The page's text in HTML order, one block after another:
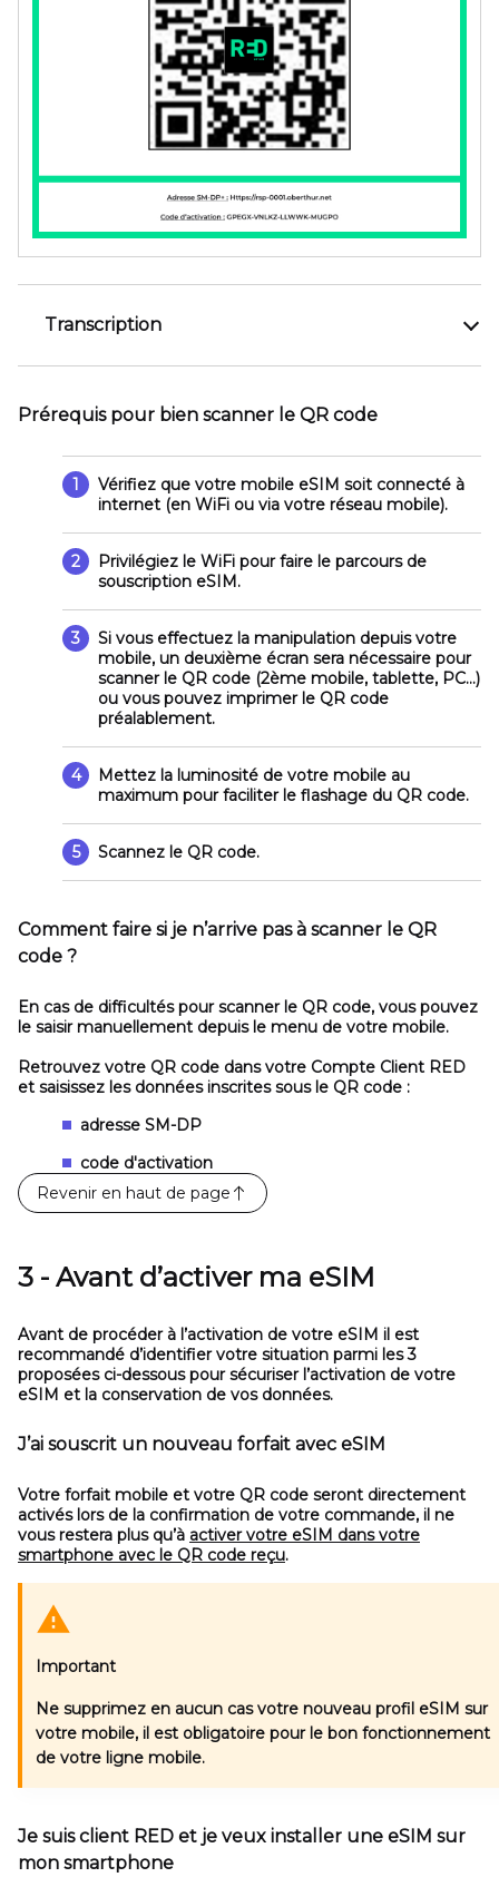
Transcription
Prérequis pour bien scanner le QR code
1
Vérifiez que votre mobile eSIM soit connecté à
internet (en WiFi ou via votre réseau mobile).
2
Privilégiez le WiFi pour faire le parcours de
souscription eSIM.
3
Si vous effectuez la manipulation depuis votre
mobile, un deuxième écran sera nécessaire pour
scanner le QR code (2ème mobile, tablette, PC...)
ou vous pouvez imprimer le QR code
préalablement.
4
Mettez la luminosité de votre mobile au
maximum pour faciliter le flashage du QR code.
5 Scannez le QR code.
Comment faire si je n’arrive pas à scanner le QR
code ?
En cas de difficultés pour scanner le QR code, vous pouvez
le saisir manuellement depuis le menu de votre mobile.
Retrouvez votre QR code dans votre Compte Client RED
et saisissez les données inscrites sous le QR code :
adresse SM-DP
code d'activation
Revenir en haut de page
3 - Avant d’activer ma eSIM
Avant de procéder à l’activation de votre eSIM il est
recommandé d’identifier votre situation parmi les 3
proposées ci-dessouspour sécuriser l’activation de votre
eSIM et la conservation de vos données.
J’ai souscrit un nouveau forfait avec eSIM
Votre forfait mobile et votre QR code seront directement
activés lors de la confirmation de votre commande, il ne
vous restera plus qu’à activer votre eSIM dans votre
smartphone avec le QR code reçu.
Important
Ne supprimez en aucun cas votre nouveau profil eSIM sur
votre mobile, il est obligatoire pour le bon fonctionnement
de votre ligne mobile.
Je suis client RED et je veux installer une eSIM sur
mon smartphone